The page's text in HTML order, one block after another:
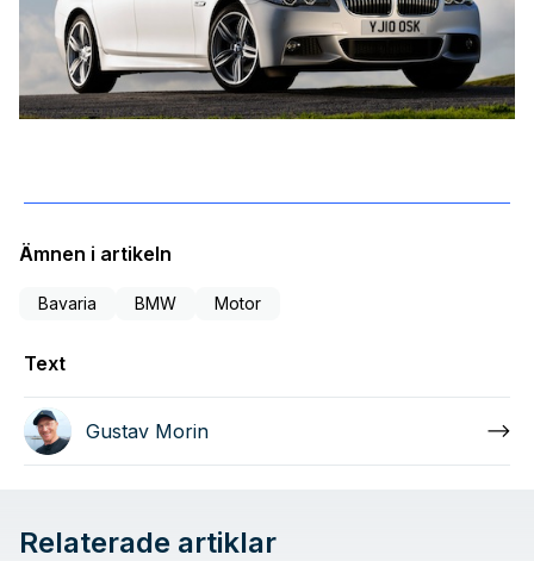
Ämnen i artikeln
Bavaria BMW Motor
Text
Gustav Morin
Relaterade artiklar